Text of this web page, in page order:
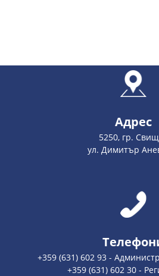
Адрес
5250, гр.
ул. Димитър
+359 (631) 602 93 -
+359 (631) 602 30 -